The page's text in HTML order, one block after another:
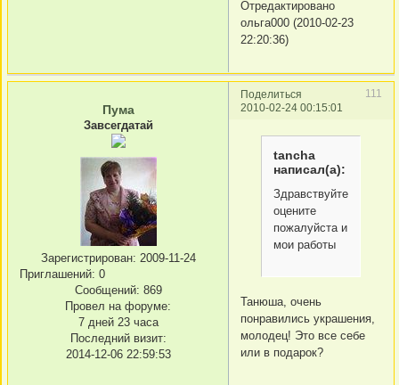
Отредактировано
ольга000 (2010-02-23
22:20:36)
Поделиться
111
2010-02-24 00:15:01
Пума
Завсегдатай
Зарегистрирован: 2009-11-24
Приглашений: 0
Сообщений: 869
Провел на форуме:
7 дней 23 часа
Последний визит:
2014-12-06 22:59:53
tancha
написал(а):
Здравствуйте,
оцените
пожалуйста и
мои работы
Танюша, очень
понравились украшения,
молодец! Это все себе
или в подарок?